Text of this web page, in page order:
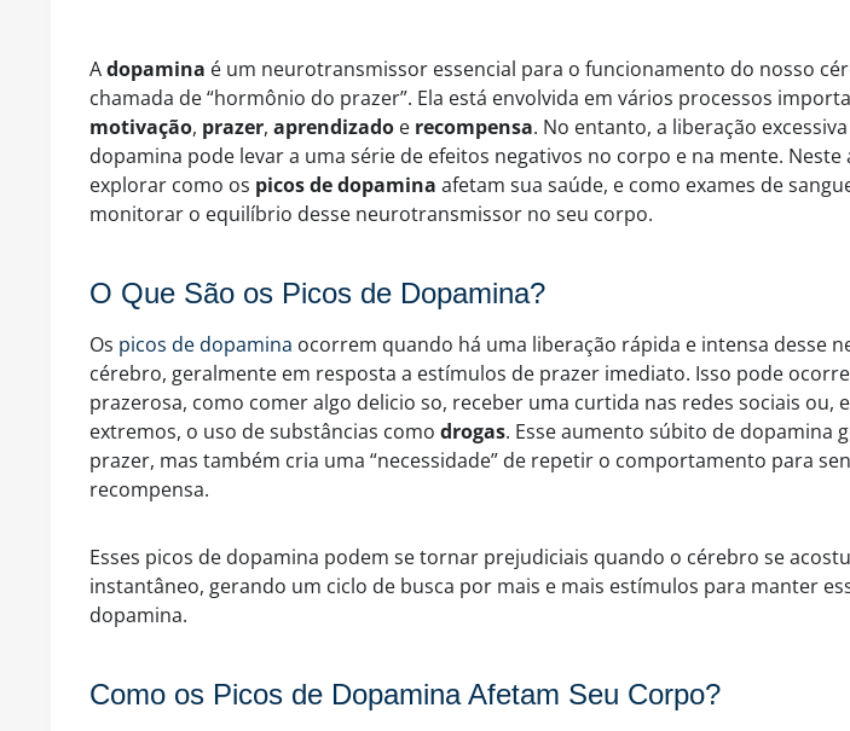
Adopamina é um neurotransmissor essencial para o funcionamento do nosso
chamada de “hormônio do prazer”. Ela está envolvida em vários processos
motivação, prazer, aprendizado e recompensa. No entanto, a liberação
dopamina pode levar a uma série de efeitos negativos no corpo e na mente. Neste
explorar como os picos de dopamina afetam sua saúde, e como exames de
monitorar o equilíbrio desse neurotransmissor no seu corpo.
O Que São os Picos de Dopamina?
Os picos de dopamina ocorrem quando há uma liberação rápida e intensa desse
cérebro, geralmente em resposta a estímulos de prazer imediato. Isso pode
prazerosa, como comer algo delicio so, receber uma curtida nas redes sociais ou,
extremos, o uso de substâncias como drogas. Esse aumento súbito de dopamina
prazer, mas também cria uma “necessidade” de repetir o comportamento para
recompensa.
Esses picos de dopamina podem se tornar prejudiciais quando o cérebro se
instantâneo, gerando um ciclo de busca por mais e mais estímulos para manter
dopamina.
Como os Picos de Dopamina Afetam Seu Corpo?